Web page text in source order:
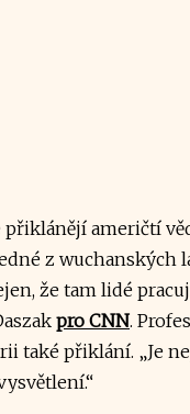
přiklánějí američtí
z wuchanských
že tam lidé
pro CNN.
také přiklání. „Je